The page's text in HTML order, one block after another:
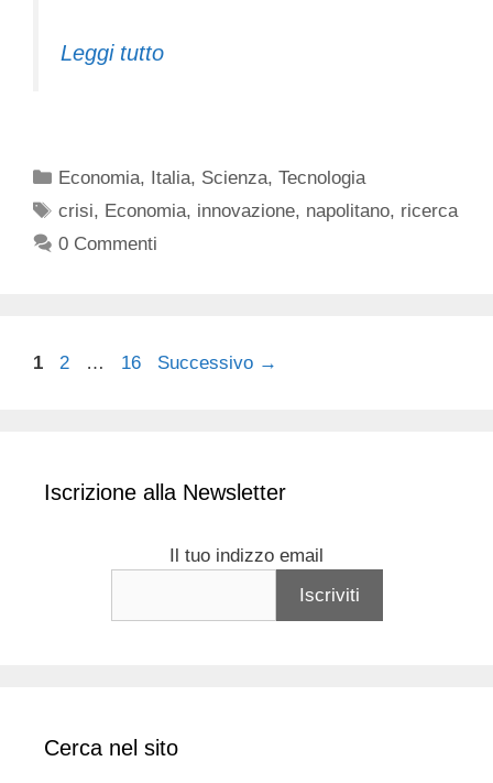
Leggi tutto
Categorie
Economia, Italia, Scienza,Tecnologia
Tag
crisi, Economia, innovazione, napolitano, ricerca
0 Commenti
Pagina
1 Pagina
2 … Pagina
16 Successivo →
Iscrizione alla Newsletter
Il tuo indizzo email
Cerca nel sito